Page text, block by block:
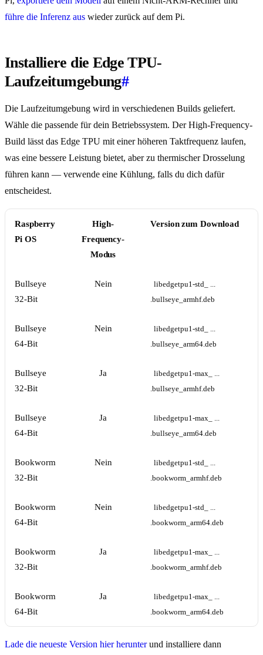
führe die Inferenz aus wieder zurück auf dem Pi.
Installiere die Edge TPU-
Laufzeitumgebung#
Die Laufzeitumgebung wird in verschiedenen Builds geliefert.
Wähle die passende für dein Betriebssystem. Der High-Frequency-
Build lässt das Edge TPU mit einer höheren Taktfrequenz laufen,
was eine bessere Leistung bietet, aber zu thermischer Drosselung
führen kann — verwende eine Kühlung, falls du dich dafür
entscheidest.
Raspberry
Pi OS
High-
Frequency-
Modus
Version zum Download
Bullseye
32-Bit
Nein
libedgetpu1-std_ ...
.bullseye_armhf.deb
Bullseye
64-Bit
Nein
libedgetpu1-std_ ...
.bullseye_arm64.deb
Bullseye
32-Bit
Ja
libedgetpu1-max_ ...
.bullseye_armhf.deb
Bullseye
64-Bit
Ja
libedgetpu1-max_ ...
.bullseye_arm64.deb
Bookworm
32-Bit
Nein
libedgetpu1-std_ ...
.bookworm_armhf.deb
Bookworm
64-Bit
Nein
libedgetpu1-std_ ...
.bookworm_arm64.deb
Bookworm
32-Bit
Ja
libedgetpu1-max_ ...
.bookworm_armhf.deb
Bookworm
64-Bit
Ja
libedgetpu1-max_ ...
.bookworm_arm64.deb
Lade die neueste Version hier herunterund installiere dann